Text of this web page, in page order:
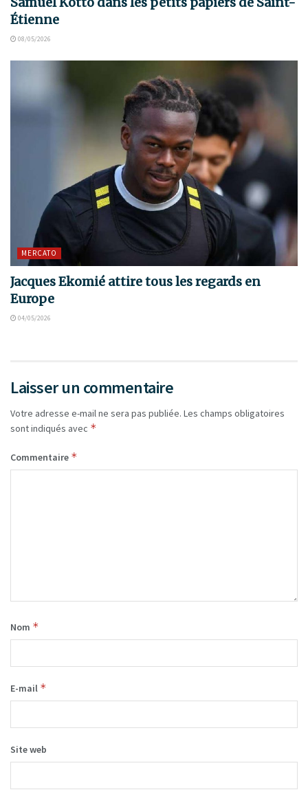
Étienne
08/05/2026
MERCATO
Jacques Ekomié attire tous les regards en
Europe
04/05/2026
Laisser un commentaire
Votre adresse e-mail ne sera pas publiée. Les champs obligatoires
sont indiqués avec *
Commentaire *
Nom *
E-mail *
Site web